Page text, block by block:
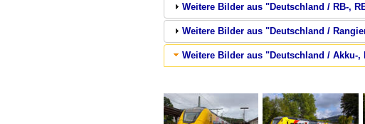
Weitere Bilder aus "Deutschland / RB-,
Weitere Bilder aus "Deutschland /
Weitere Bilder aus "Deutschland / Akku-